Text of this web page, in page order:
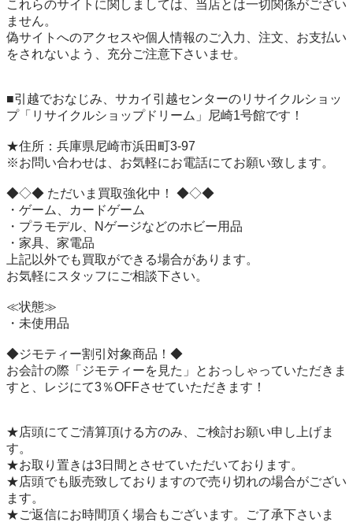
これらのサイトに関しましては、当店とは一切関係がござい
ません。
偽サイトへのアクセスや個人情報のご入力、注文、お支払い
をされないよう、充分ご注意下さいませ。
■引越でおなじみ、サカイ引越センターのリサイクルショッ
プ「リサイクルショップドリーム」尼崎1号館です！
★住所：兵庫県尼崎市浜田町3-97
※お問い合わせは、お気軽にお電話にてお願い致します。
◆◇◆ ただいま買取強化中！ ◆◇◆
・ゲーム、カードゲーム
・プラモデル、Nゲージなどのホビー用品
・家具、家電品
上記以外でも買取ができる場合があります。
お気軽にスタッフにご相談下さい。
≪状態≫
・未使用品
◆ジモティー割引対象商品！◆
お会計の際「ジモティーを見た」とおっしゃっていただきま
すと、レジにて3％OFFさせていただきます！
★店頭にてご清算頂ける方のみ、ご検討お願い申し上げま
す。
★お取り置きは3日間とさせていただいております。
★店頭でも販売致しておりますので売り切れの場合がござい
ます。
★ご返信にお時間頂く場合もございます。ご了承下さいま